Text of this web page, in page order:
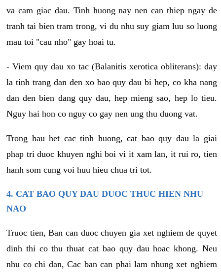
va cam giac dau. Tinh huong nay nen can thiep ngay de
tranh tai bien tram trong, vi du nhu suy giam luu so luong
mau toi "cau nho" gay hoai tu.
- Viem quy dau xo tac (Balanitis xerotica obliterans): day
la tinh trang dan den xo bao quy dau bi hep, co kha nang
dan den bien dang quy dau, hep mieng sao, hep lo tieu.
Nguy hai hon co nguy co gay nen ung thu duong vat.
Trong hau het cac tinh huong, cat bao quy dau la giai
phap tri duoc khuyen nghi boi vi it xam lan, it rui ro, tien
hanh som cung voi huu hieu chua tri tot.
4. CAT BAO QUY DAU DUOC THUC HIEN NHU
NAO
Truoc tien, Ban can duoc chuyen gia xet nghiem de quyet
dinh thi co thu thuat cat bao quy dau hoac khong. Neu
nhu co chi dan, Cac ban can phai lam nhung xet nghiem